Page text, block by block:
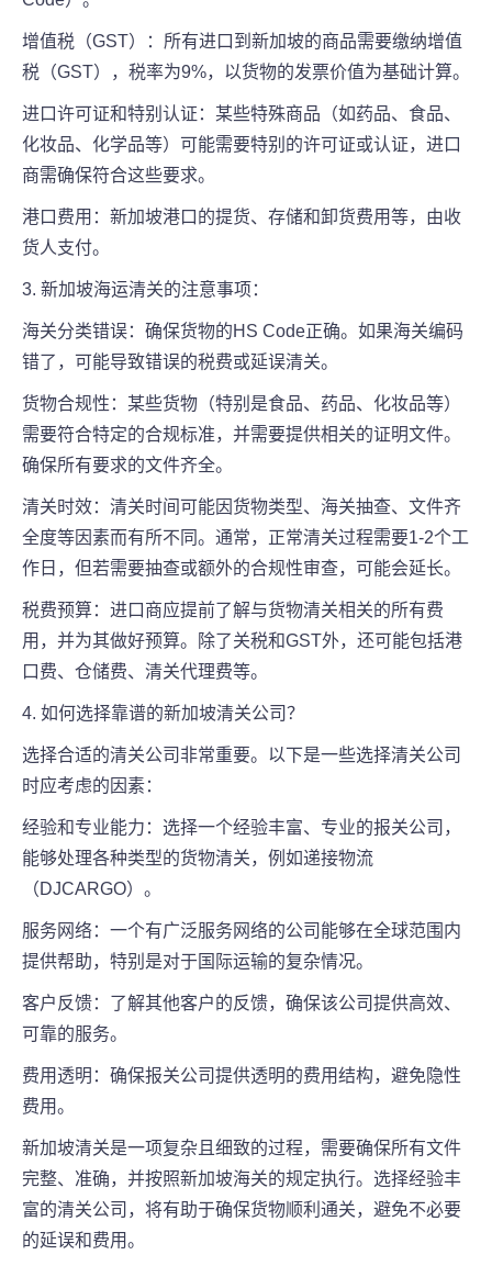
增值税（GST）：所有进口到新加坡的商品需要缴纳增值
税（GST），税率为9%，以货物的发票价值为基础计算。
进口许可证和特别认证：某些特殊商品（如药品、食品、
化妆品、化学品等）可能需要特别的许可证或认证，进口
商需确保符合这些要求。
港口费用：新加坡港口的提货、存储和卸货费用等，由收
货人支付。
3. 新加坡海运清关的注意事项：
海关分类错误：确保货物的HS Code正确。如果海关编码
错了，可能导致错误的税费或延误清关。
货物合规性：某些货物（特别是食品、药品、化妆品等）
需要符合特定的合规标准，并需要提供相关的证明文件。
确保所有要求的文件齐全。
清关时效：清关时间可能因货物类型、海关抽查、文件齐
全度等因素而有所不同。通常，正常清关过程需要1-2个工
作日，但若需要抽查或额外的合规性审查，可能会延长。
税费预算：进口商应提前了解与货物清关相关的所有费
用，并为其做好预算。除了关税和GST外，还可能包括港
口费、仓储费、清关代理费等。
4. 如何选择靠谱的新加坡清关公司？
选择合适的清关公司非常重要。以下是一些选择清关公司
时应考虑的因素：
经验和专业能力：选择一个经验丰富、专业的报关公司，
能够处理各种类型的货物清关，例如递接物流
（DJCARGO）。
服务网络：一个有广泛服务网络的公司能够在全球范围内
提供帮助，特别是对于国际运输的复杂情况。
客户反馈：了解其他客户的反馈，确保该公司提供高效、
可靠的服务。
费用透明：确保报关公司提供透明的费用结构，避免隐性
费用。
新加坡清关是一项复杂且细致的过程，需要确保所有文件
完整、准确，并按照新加坡海关的规定执行。选择经验丰
富的清关公司，将有助于确保货物顺利通关，避免不必要
的延误和费用。